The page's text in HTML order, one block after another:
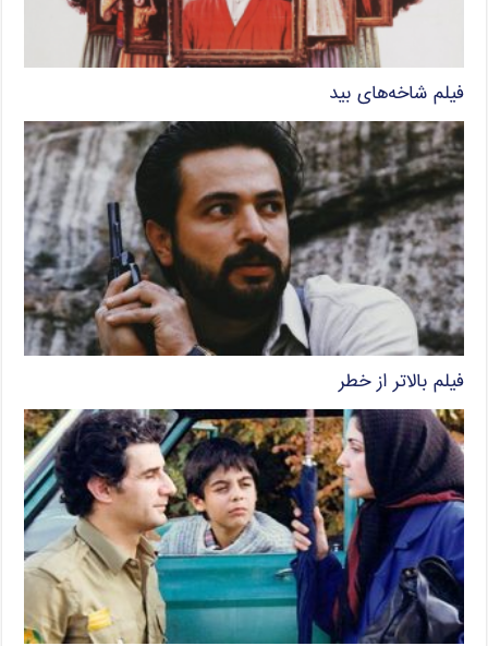
فیلم شاخه‌های بید
فیلم بالاتر از خطر